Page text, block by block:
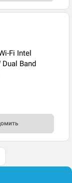
Fi Intel
Dual Band